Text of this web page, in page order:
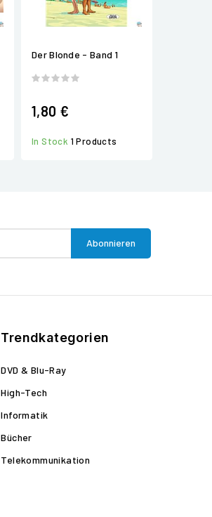
Der Blonde - Band 1
1,80 €
In Stock 1 Products
Trendkategorien
DVD & Blu-Ray
High-Tech
Informatik
Bücher
Telekommunikation